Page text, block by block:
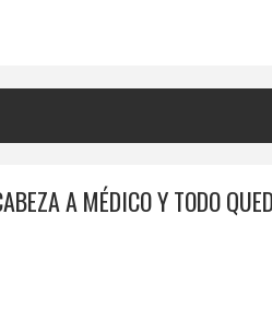
A MÉDICO Y TODO